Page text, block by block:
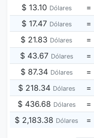
$ 13.10 Dólares =
$ 17.47 Dólares =
$ 21.83 Dólares =
$ 43.67 Dólares =
$ 87.34 Dólares =
$ 218.34 Dólares =
$ 436.68 Dólares =
$ 2,183.38 Dólares =